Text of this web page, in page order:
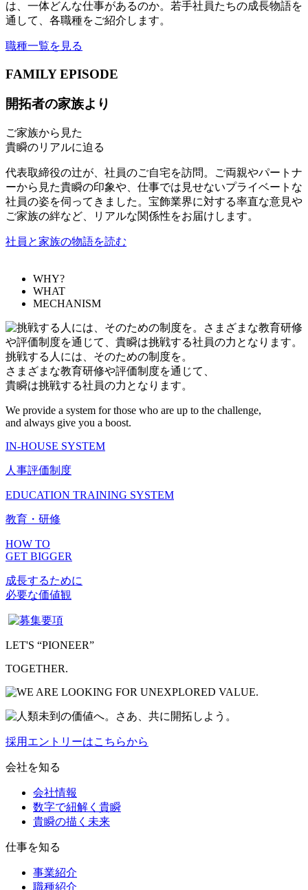
は、一体どんな仕事があるのか。若手社員たちの成長物語を
通して、各職種をご紹介します。
職種一覧を見る
FAMILY EPISODE
開拓者の家族より
ご家族から見た
貴瞬のリアルに迫る
代表取締役の辻が、社員のご自宅を訪問。ご両親やパートナ
ーから見た貴瞬の印象や、仕事では見せないプライベートな
社員の姿を伺ってきました。宝飾業界に対する率直な意見や
ご家族の絆など、リアルな関係性をお届けします。
社員と家族の物語を読む
WHY?
WHAT
MECHANISM
挑戦する人には、そのための制度を。
さまざまな教育研修や評価制度を通じて、
貴瞬は挑戦する社員の力となります。
We provide a system for those who are up to the challenge,
and always give you a boost.
IN-HOUSE SYSTEM
人事評価制度
EDUCATION TRAINING SYSTEM
教育・研修
HOW TO
GET BIGGER
成長するために
必要な価値観
LET'S “PIONEER”
TOGETHER.
採用エントリーはこちらから
会社を知る
会社情報
数字で紐解く貴瞬
貴瞬の描く未来
仕事を知る
事業紹介
職種紹介